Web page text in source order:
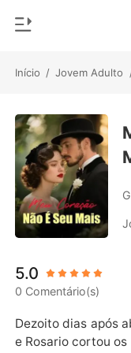
Início / Jovem Adulto
Loja
Histórico
Sair
Baixar App
Gênero
Moderno
Lobisomem
Contos
Bilionários
5.0
0 Comentário(s)
Dezoito dias após
e Rosario cortou